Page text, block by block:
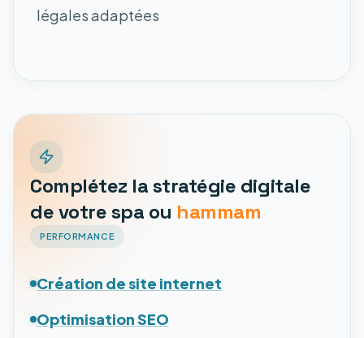
légales adaptées
Complétez la stratégie digitale
de votre spa ou hammam
PERFORMANCE
Création de site internet
Optimisation SEO